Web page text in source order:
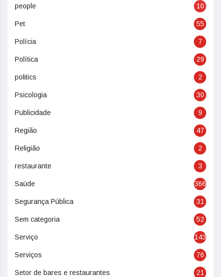
people 10
Pet 55
Polícia 7
Política 29
politics 2
Psicologia 30
Publicidade 9
Região 47
Religião 2
restaurante 3
Saúde 366
Segurança Pública 31
Sem categoria 52
Serviço 143
Serviços 76
Setor de bares e restaurantes 21